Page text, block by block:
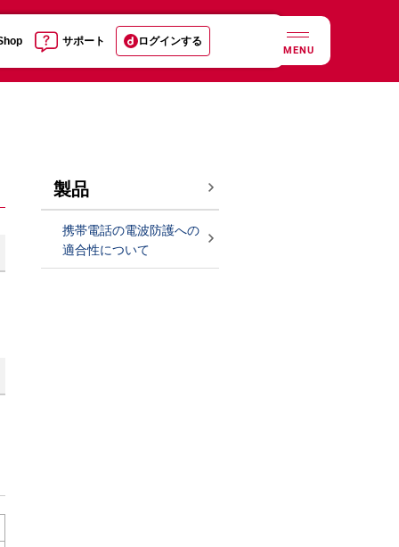
サポート ログインする
MENU
製品
携帯電話の電波防護への
適合性について